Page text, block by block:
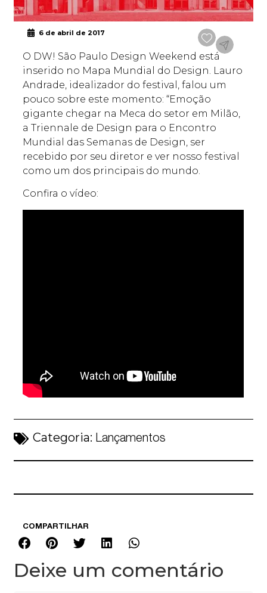
6 de abril de 2017
O DW! São Paulo Design Weekend está
inserido no Mapa Mundial do Design. Lauro
Andrade, idealizador do festival, falou um
pouco sobre este momento: “Emoção
gigante chegar na Meca do setor em Milão,
a Triennale de Design para o Encontro
Mundial das Semanas de Design, ser
recebido por seu diretor e ver nosso festival
como um dos principais do mundo.
Confira o vídeo:
Categoria: Lançamentos
COMPARTILHAR
Deixe um comentário